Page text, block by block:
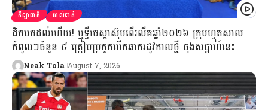
កីឡាជាតិ បាល់ទាត់
ជិតមកដល់ហើយ! ឬទ្ធីចេស្តាស៊ុបពើរលីគឆ្នាំ២០២៦ ក្រុមហ្វុតសាល
កំពូលៗចំនួន ៥ ត្រៀមប្រកួតបើកឆាករដូវកាលថ្មី ចុងសប្ដាហ៍នេះ
Neak Tola August 7, 2026